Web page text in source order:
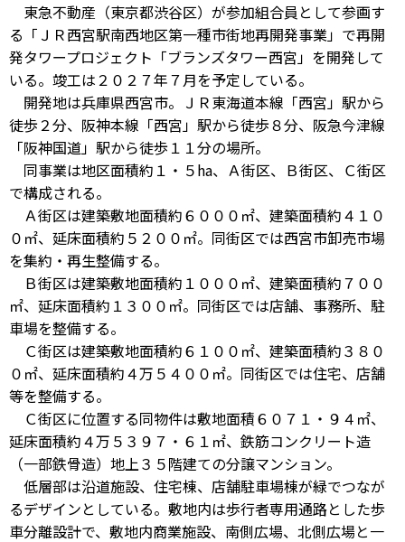
東急不動産（東京都渋谷区）が参加組合員として参画す
る「ＪＲ西宮駅南西地区第一種市街地再開発事業」で再開
発タワープロジェクト「ブランズタワー西宮」を開発して
いる。竣工は２０２７年７月を予定している。
開発地は兵庫県西宮市。ＪＲ東海道本線「西宮」駅から
徒歩２分、阪神本線「西宮」駅から徒歩８分、阪急今津線
「阪神国道」駅から徒歩１１分の場所。
同事業は地区面積約１・５ha、Ａ街区、Ｂ街区、Ｃ街区
で構成される。
Ａ街区は建築敷地面積約６０００㎡、建築面積約４１０
０㎡、延床面積約５２００㎡。同街区では西宮市卸売市場
を集約・再生整備する。
Ｂ街区は建築敷地面積約１０００㎡、建築面積約７００
㎡、延床面積約１３００㎡。同街区では店舗、事務所、駐
車場を整備する。
Ｃ街区は建築敷地面積約６１００㎡、建築面積約３８０
０㎡、延床面積約４万５４００㎡。同街区では住宅、店舗
等を整備する。
Ｃ街区に位置する同物件は敷地面積６０７１・９４㎡、
延床面積約４万５３９７・６１㎡、鉄筋コンクリート造
（一部鉄骨造）地上３５階建ての分譲マンション。
低層部は沿道施設、住宅棟、店舗駐車場棟が緑でつなが
るデザインとしている。敷地内は歩行者専用通路とした歩
車分離設計で、敷地内商業施設、南側広場、北側広場と一